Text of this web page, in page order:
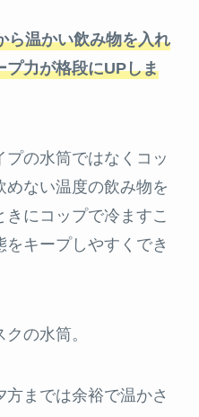
ら温かい飲み物を入れ
プ力が格段にUPしま
プの水筒ではなくコッ
ない温度の飲み物を
にコップで冷ますこ
キープしやすくでき
の水筒。
までは余裕で温かさ